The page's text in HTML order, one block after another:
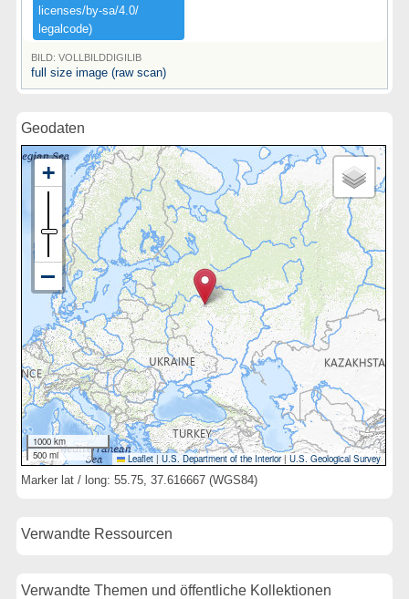
licenses/​by-​sa/​4.​0/​
legalcode)​
BILD: VOLLBILDDIGILIB
full size image (raw scan)
Geodaten
1000 km
500 mi
Leaflet | U.S. Department of the Interior|U.S. Geological Survey
Marker lat / long: 55.75, 37.616667 (WGS84)
Verwandte Ressourcen
Verwandte Themen und öffentliche Kollektionen